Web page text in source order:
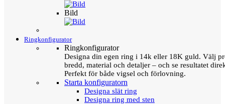
Bild
Ringkonfigurator
Ringkonfigurator
Designa din egen ring i 14k eller 18K guld. Välj
bredd, material och detaljer – och se resultatet
Perfekt för både vigsel och förlovning.
Starta konfiguratorn
Designa slät ring
Designa ring med sten